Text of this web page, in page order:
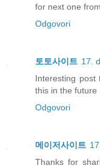
for next one
Odgovori
토토사이트 17.
Interesting
this in the future
Odgovori
메이저사이트
Thanks for